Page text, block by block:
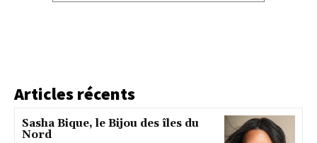
Articles récents
Sasha Bique, le Bijou des îles du
Nord